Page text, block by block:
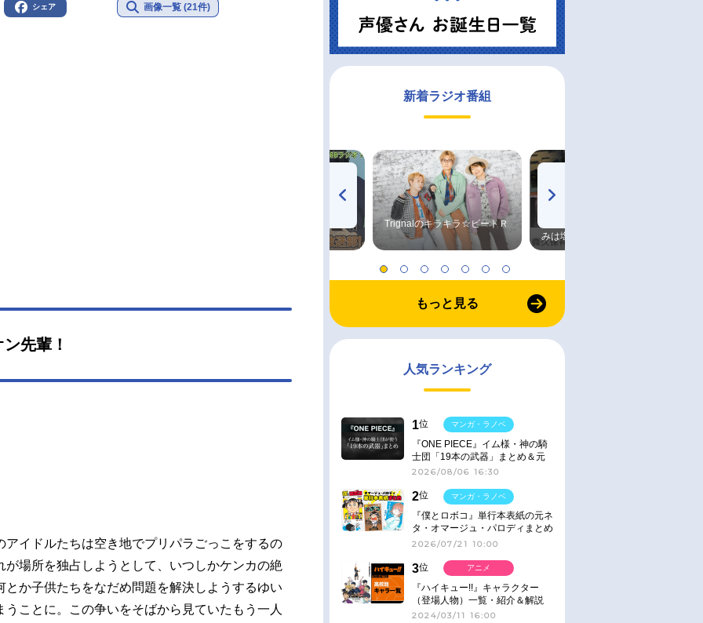
シェア 画像一覧 (21件)
先輩！
イドルたちは空き地でプリパラごっこをするの
場所を独占しようとして、いつしかケンカの絶
か子供たちをなだめ問題を解決しようするゆい
ことに。この争いをそばから見ていたもう一人
新着ラジオ番組
Trignalのキラキラ☆ビートＲ
みは塩だけ
もっと見る
人気ランキング
1位
『ONE PIECE』イム様・神の騎
士団「19本の武器」まとめ＆元
ネタ
2026/08/06 16:30
マンガ・ラノベ
2位
『僕とロボコ』単行本表紙の元ネ
タ・オマージュ・パロディまとめ
2026/07/21 10:00
マンガ・ラノベ
3位
『ハイキュー!!』キャラクター
（登場人物）一覧・紹介＆解説
2024/03/11 16:00
アニメ